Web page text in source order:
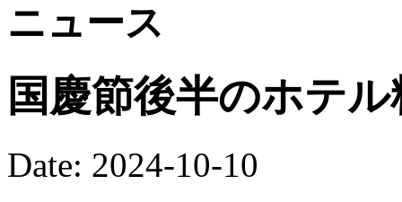
ニュース
国慶節後半のホテ
Date: 2024-10-10